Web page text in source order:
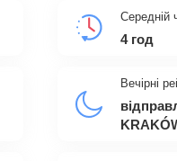
Середній
4 год
Вечірні